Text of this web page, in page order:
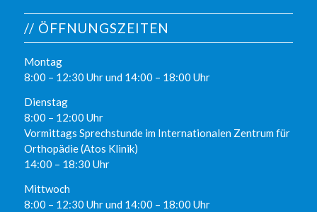
// ÖFFNUNGSZEITEN
Montag
8:00 – 12:30 Uhr und 14:00 – 18:00 Uhr
Dienstag
8:00 – 12:00 Uhr
Vormittags Sprechstunde im Internationalen Zentrum für
Orthopädie (Atos Klinik)
14:00 – 18:30 Uhr
Mittwoch
8:00 – 12:30 Uhr und 14:00 – 18:00 Uhr